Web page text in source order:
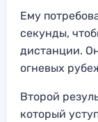
Ему
секунды,
дистанции.
огневых
Второй
который